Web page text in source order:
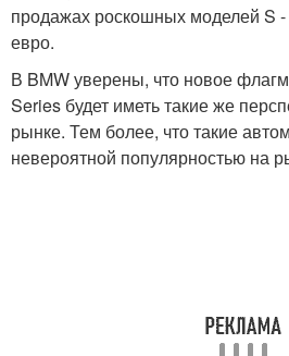
продажах роскошных моделей S
евро.
В BMW уверены, что новое
Series будет иметь такие же
рынке. Тем более, что такие
невероятной популярностью на